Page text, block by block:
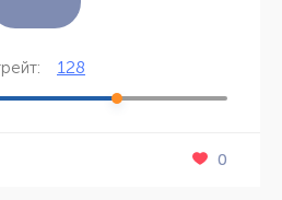
128
0